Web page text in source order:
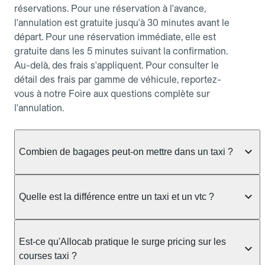
réservations. Pour une réservation à l'avance,
l'annulation est gratuite jusqu'à 30 minutes avant le
départ. Pour une réservation immédiate, elle est
gratuite dans les 5 minutes suivant la confirmation.
Au-delà, des frais s'appliquent. Pour consulter le
détail des frais par gamme de véhicule, reportez-
vous à notre Foire aux questions complète sur
l'annulation.
Combien de bagages peut-on mettre dans un taxi ?
taxi berline accueille en général jusqu'à 3 bagages
ou nombreux, précisez-le dans le champ "Message
au chauffeur" lors de la réservation. Le prix n'est
pas impacté par le nombre de bagages.
Quelle est la différence entre un taxi et un vtc ?
prendre en charge directement dans la rue, à une
station ou sur réservation, avec un tarif au
Est-ce qu'Allocab pratique le surge pricing sur les
courses taxi ?